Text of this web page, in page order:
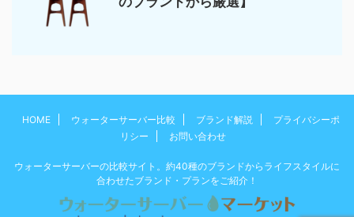
HOME ウォーターサーバー比較 ブランド解説
プライバシーポ
リシー
お問い合わせ
ウォーターサーバーの比較サイト。約40種のブランドからライフスタイルに
合わせたブランド・プランをご紹介！